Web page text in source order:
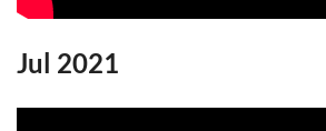
Jul 2021